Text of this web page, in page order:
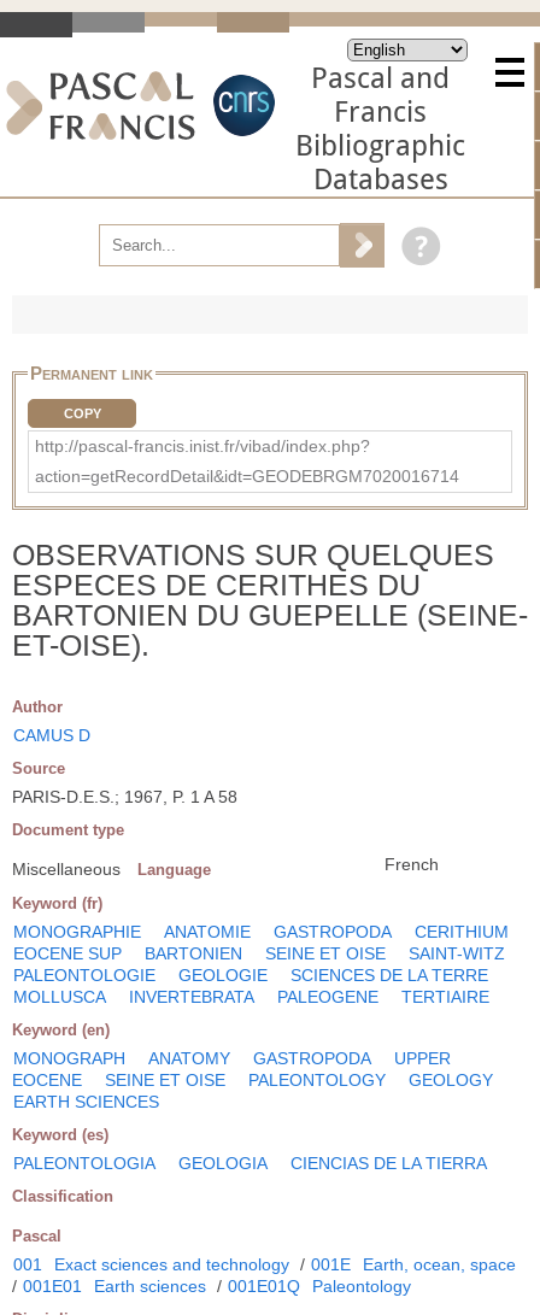
Pascal and
Francis
Bibliographic
Databases
Permanent link
COPY
http://pascal-francis.inist.fr/vibad/index.php?
action=getRecordDetail&idt=GEODEBRGM7020016714
OBSERVATIONS SUR QUELQUES
ESPECES DE CERITHES DU
BARTONIEN DU GUEPELLE (SEINE-
ET-OISE).
Author
CAMUS D
Source
PARIS-D.E.S.; 1967, P. 1 A 58
Document type
Miscellaneous Language French
Keyword (fr)
MONOGRAPHIE ANATOMIE GASTROPODA
CERITHIUM
EOCENE SUP
BARTONIEN SEINE ET OISE
SAINT-WITZ
PALEONTOLOGIE
GEOLOGIE
SCIENCES DE LA TERRE
MOLLUSCA
INVERTEBRATA PALEOGENE TERTIAIRE
Keyword (en)
MONOGRAPH ANATOMY GASTROPODA
UPPER
EOCENE
SEINE ET OISE PALEONTOLOGY
GEOLOGY
EARTH SCIENCES
Keyword (es)
PALEONTOLOGIA GEOLOGIA CIENCIAS DE LA TIERRA
Classification
Pascal
001 Exact sciences and technology / 001E
Earth, ocean, space
/ 001E01 Earth sciences / 001E01Q Paleontology